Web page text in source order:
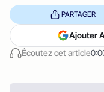
Écoutez cet article
PARTAGER
Ajouter